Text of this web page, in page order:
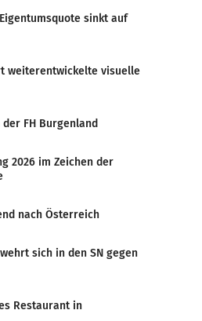
sinkt auf
weiterentwickelte visuelle
FH Burgenland
2026 im Zeichen der
nach Österreich
sich in den SN gegen
Restaurant in